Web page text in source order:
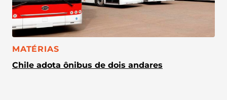
CATEGORIA:
MATÉRIAS
Chile adota ônibus de dois andares